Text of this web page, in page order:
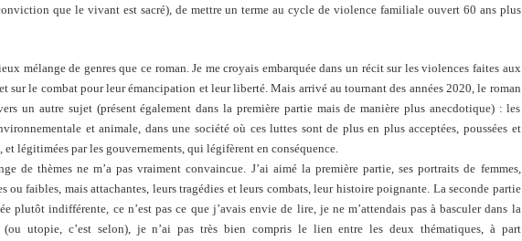
que le vivant est sacré), de mettre un terme au cycle de violence familiale ouvert 60 ans plus
mélange de genres que ce roman. Je me croyais embarquée dans un récit sur les violences faites aux
sur le combat pour leur émancipation et leur liberté. Mais arrivé au tournant des années 2020, le roman
un autre sujet (présent également dans la première partie mais de manière plus anecdotique) : les
et animale, dans une société où ces luttes sont de plus en plus acceptées, poussées et
et légitimées par les gouvernements, qui légifèrent en conséquence.
de thèmes ne m’a pas vraiment convaincue. J’ai aimé la première partie, ses portraits de femmes,
ou faibles, mais attachantes, leurs tragédies et leurs combats, leur histoire poignante. La seconde partie
plutôt indifférente, ce n’est pas ce que j’avais envie de lire, je ne m’attendais pas à basculer dans la
(ou utopie, c’est selon), je n’ai pas très bien compris le lien entre les deux thématiques, à part